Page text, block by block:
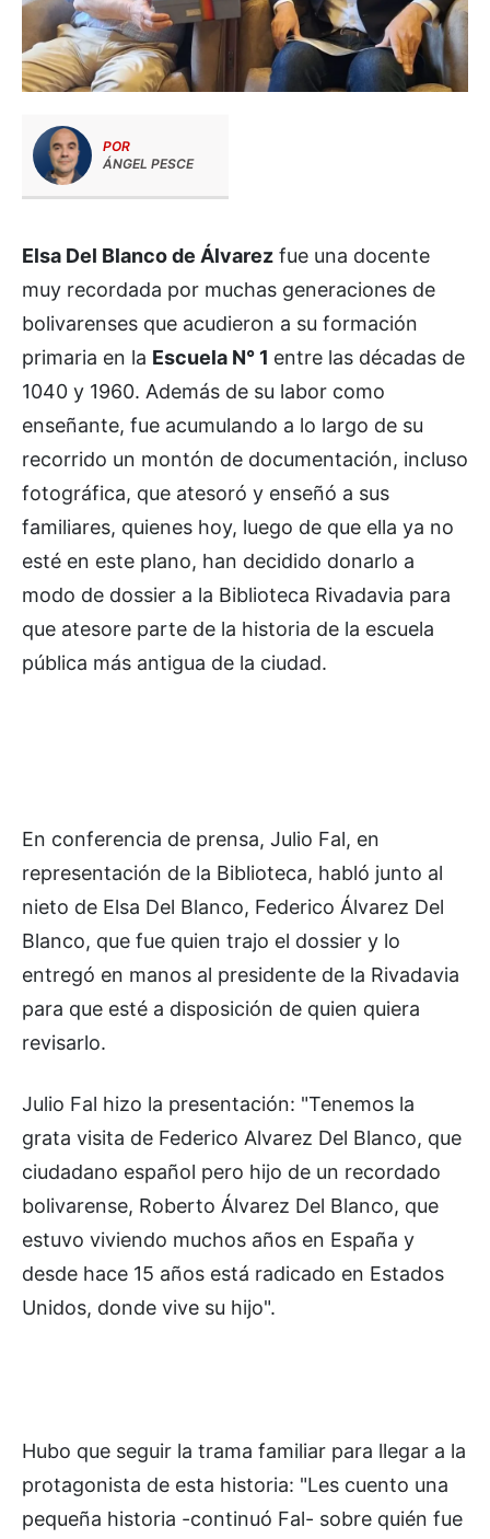
POR
ÁNGEL PESCE
Elsa Del Blanco de Álvarez fue una docente
muy recordada por muchas generaciones de
bolivarenses que acudieron a su formación
primaria en la Escuela N° 1 entre las décadas de
1040 y 1960. Además de su labor como
enseñante, fue acumulando a lo largo de su
recorrido un montón de documentación, incluso
fotográfica, que atesoró y enseñó a sus
familiares, quienes hoy, luego de que ella ya no
esté en este plano, han decidido donarlo a
modo de dossier a la Biblioteca Rivadavia para
que atesore parte de la historia de la escuela
pública más antigua de la ciudad.
En conferencia de prensa, Julio Fal, en
representación de la Biblioteca, habló junto al
nieto de Elsa Del Blanco, Federico Álvarez Del
Blanco, que fue quien trajo el dossier y lo
entregó en manos al presidente de la Rivadavia
para que esté a disposición de quien quiera
revisarlo.
Julio Fal hizo la presentación: "Tenemos la
grata visita de Federico Alvarez Del Blanco, que
ciudadano español pero hijo de un recordado
bolivarense, Roberto Álvarez Del Blanco, que
estuvo viviendo muchos años en España y
desde hace 15 años está radicado en Estados
Unidos, donde vive su hijo".
Hubo que seguir la trama familiar para llegar a la
protagonista de esta historia: "Les cuento una
pequeña historia -continuó Fal- sobre quién fue